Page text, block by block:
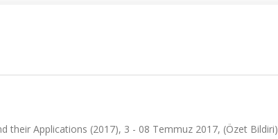
their Applications (2017), 3 - 08 Temmuz 2017, (Özet Bildiri)